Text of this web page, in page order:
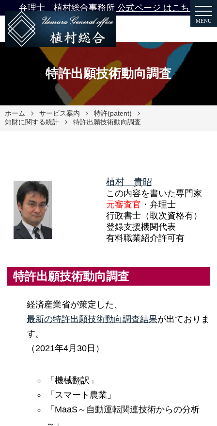
弁理士 植村総合事務所 公式ページ はこちら
MENU
特許出願技術動向調査
ホーム サービス案内
特許(patent)
知財に関する統計
特許出願技術動向調査
植村 貴昭
この内容を書いた専門家
元審査官 ・弁理士
行政書士（取次資格有）
登録支援機関代表
有料職業紹介許可有
特許出願技術動向調査
経済産業省が策定した、
最新の特許出願技術動向調査結果が出ておりま
す。
（2021年4月30日）
「機械翻訳」
「スマート農業」
「MaaS～自動運転関連技術からの分析
～」